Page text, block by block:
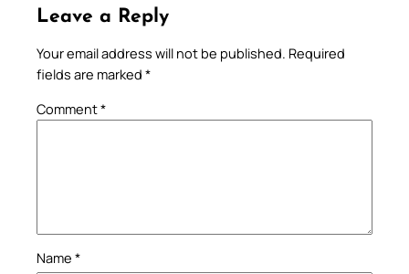
Leave a Reply
Your email address will not be published. Required
fields are marked *
Comment*
Name *